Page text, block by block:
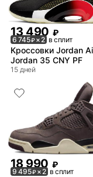
13 490 ₽
6 745₽× 2 в сплит
Кроссовки Jordan
Jordan 35 CNY PF
15 дней
18 990 ₽
9 495₽× 2 в сплит